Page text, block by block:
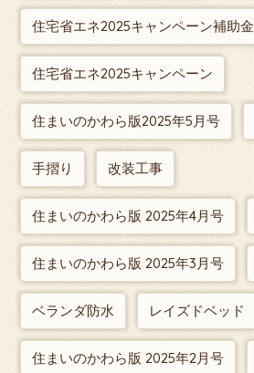
住宅省エネ2025キャンペーン補助金
住宅省エネ2025キャンペーン
住まいのかわら版2025年5月号
手摺り 改装工事
住まいのかわら版 2025年4月号
住まいのかわら版 2025年3月号
ベランダ防水 レイズドベッド
住まいのかわら版 2025年2月号